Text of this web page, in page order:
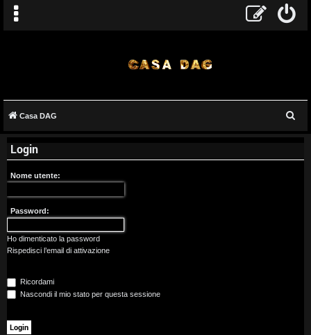
r
g
o
m
e
n
t
i
Casa DAG
Login
Nome utente:
Password:
Ho dimenticato la password
Rispedisci l’email di attivazione
Ricordami
Nascondi il mio stato per questa sessione